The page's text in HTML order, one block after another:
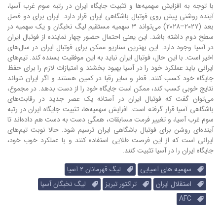
با توجه به افزایش سهمیه‌ها و تثبیت جایگاه ایران در رتبه سوم غرب آسیا،
آینده روشنی پیش روی فوتبال باشگاهی ایران قرار دارد. ایران برای دو فصل
بعد (۲۰۲۷–۲۰۲۸) می‌تواند ۳ سهمیه مستقیم لیگ نخبگان و یک سهمیه در
سطح دوم داشته باشد. این یعنی احتمال حضور چهار نماینده از فوتبال ایران
در آسیا وجود دارد. این بهترین سناریو ممکن برای فوتبال ایران در سال‌های
اخیر است. با این حال، فوتبال ایران نباید به این موفقیت بسنده کند. تیم‌های
ایرانی باید عملکرد خود را در آسیا بهبود بخشند و امتیازات لازم را برای حفظ
جایگاه خود کسب کنند. قطر و سایر رقبا در کمین هستند و اگر ایران نتواند
نتایج خوبی کسب کند، ممکن است جایگاه خود را از دست بدهد. در مجموع،
می‌توان گفت که فوتبال ایران در آستانه یک عصر جدید در رقابت‌های
باشگاهی آسیا قرار گرفته است. افزایش سهمیه‌ها، تثبیت جایگاه ایران در رتبه
سوم غرب آسیا، و تغییر فرمت مسابقات، همگی دست به دست هم داده‌اند تا
آینده‌ای روشن برای فوتبال باشگاهی ایران ترسیم شود. حالا نوبت تیم‌های
ایرانی است که از این فرصت طلایی استفاده کنند و با عملکرد خوب خود،
جایگاه ایران را در آسیا تثبیت کنند.
سهمیه های آسیایی
لیگ قهرمانان 2 آسیا
استقلال ایران
تراکتور تبریز
لیگ نخبگان آسیا